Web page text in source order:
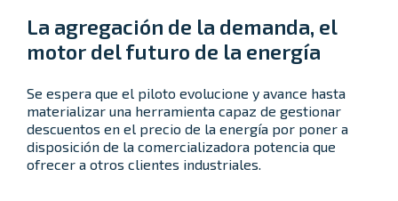
La agregación de la demanda, el
motor del futuro de la energía
Se espera que el piloto evolucione y avance hasta
materializar una herramienta capaz de gestionar
descuentos en el precio de la energía por poner a
disposición de la comercializadora potencia que
ofrecer a otros clientes industriales.